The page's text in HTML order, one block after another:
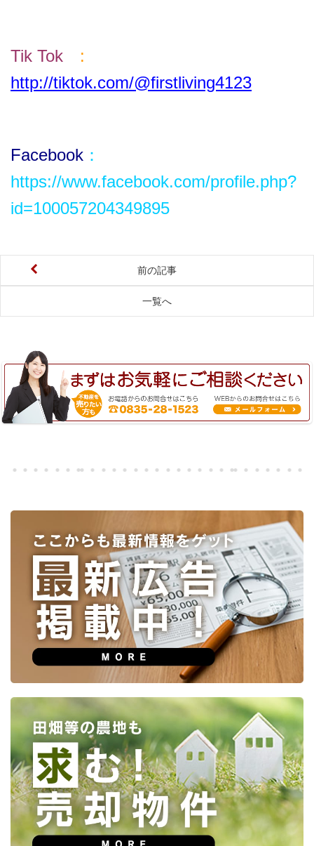
Tik Tok :
http://tiktok.com/@firstliving4123
Facebook ：
https://www.facebook.com/profile.php?
id=100057204349895
前の記事
一覧へ